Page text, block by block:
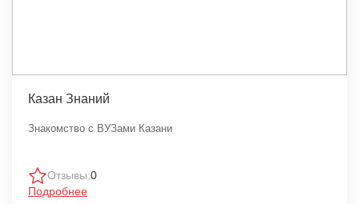
Казан Знаний
Знакомство с ВУЗами Казани
Отзывы:0
Подробнее